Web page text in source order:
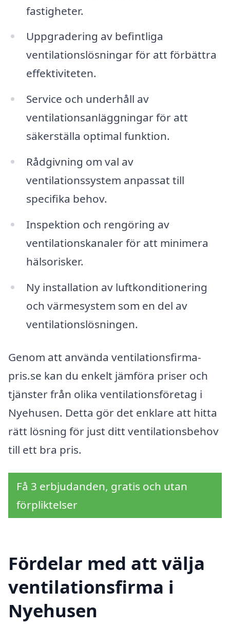
fastigheter.
Uppgradering av befintliga
ventilationslösningar för att förbättra
effektiviteten.
Service och underhåll av
ventilationsanläggningar för att
säkerställa optimal funktion.
Rådgivning om val av
ventilationssystem anpassat till
specifika behov.
Inspektion och rengöring av
ventilationskanaler för att minimera
hälsorisker.
Ny installation av luftkonditionering
och värmesystem som en del av
ventilationslösningen.
Genom att använda ventilationsfirma-
pris.se kan du enkelt jämföra priser och
tjänster från olika ventilationsföretag i
Nyehusen. Detta gör det enklare att hitta
rätt lösning för just ditt ventilationsbehov
till ett bra pris.
Få 3 erbjudanden, gratis och utan
förpliktelser
Fördelar med att välja
ventilationsfirma i
Nyehusen